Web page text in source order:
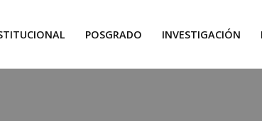
POSGRADO INVESTIGACIÓN